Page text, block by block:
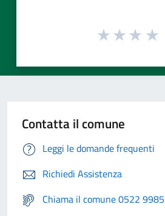
Contatta il comune
Leggi le domande frequenti
Richiedi Assistenza
Chiama il comune 0522